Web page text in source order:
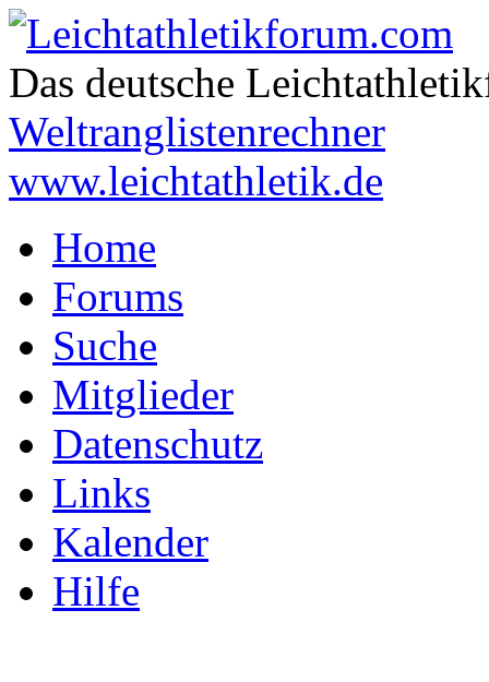
Das deutsche
Weltranglistenrechner
www.leichtathletik.de
Home
Forums
Suche
Mitglieder
Datenschutz
Links
Kalender
Hilfe